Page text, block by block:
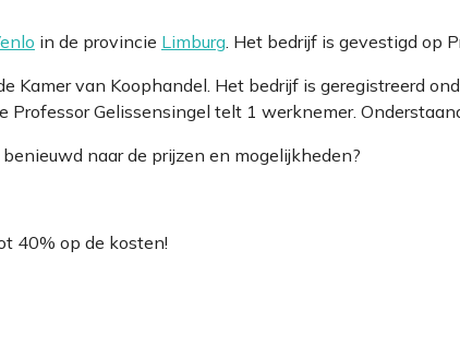
in de provincie Limburg . Het bedrijf is gevestigd op
Kamer van Koophandel. Het bedrijf is geregistreerd
Gelissensingel telt 1 werknemer.
naar de prijzen en mogelijkheden?
40% op de kosten!